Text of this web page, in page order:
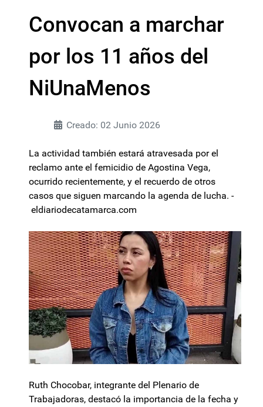
Convocan a marchar
por los 11 años del
NiUnaMenos
Creado: 02 Junio 2026
La actividad también estará atravesada por el
reclamo ante el femicidio de Agostina Vega,
ocurrido recientemente, y el recuerdo de otros
casos que siguen marcando la agenda de lucha. -
eldiariodecatamarca.com
Ruth Chocobar, integrante del Plenario de
Trabajadoras, destacó la importancia de la fecha y